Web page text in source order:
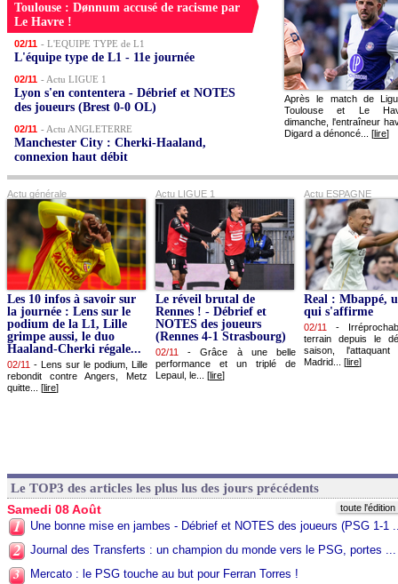
Toulouse : Dønnum accusé de racisme par
Le Havre !
Après le match de
Toulouse et Le
dimanche, l'entraîneur
Digard a dénoncé... [lire]
02/11 - L'EQUIPE TYPE de L1
L'équipe type de L1 - 11e journée
02/11 - Actu LIGUE 1
Lyon s'en contentera - Débrief et NOTES
des joueurs (Brest 0-0 OL)
02/11 - Actu ANGLETERRE
Manchester City : Cherki-Haaland,
connexion haut débit
Actu générale Actu LIGUE 1 Actu ESPAGNE
Les 10 infos à savoir sur
la journée : Lens sur le
podium de la L1, Lille
grimpe aussi, le duo
Haaland-Cherki régale...
02/11 - Lens sur le podium, Lille
rebondit contre Angers, Metz
quitte... [lire]
Le réveil brutal de
Rennes ! - Débrief et
NOTES des joueurs
(Rennes 4-1 Strasbourg)
02/11 -Grâce à une belle
performance et un triplé de
Lepaul, le... [lire]
Real : Mbappé,
qui s'affirme
02/11 -
terrain depuis le
saison,
Madrid... [lire]
Le TOP3 des articles les plus lus des jours précédents
Samedi 08 Août
toute
1 Une bonne mise en jambes - Débrief et NOTES des joueurs (PSG 1-1
2 Journal des Transferts : un champion du monde vers le PSG, portes ...
3 Mercato : le PSG touche au but pour Ferran Torres !